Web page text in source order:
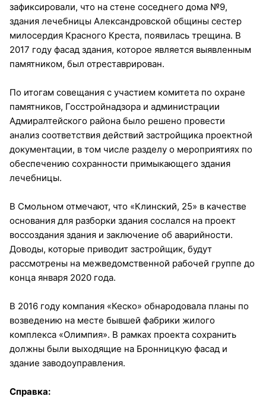
зафиксировали, что на стене соседнего дома №9,
здания лечебницы Александровской общины сестер
милосердия Красного Креста, появилась трещина. В
2017 году фасад здания, которое является выявленным
памятником, был отреставрирован.
По итогам совещания с участием комитета по охране
памятников, Госстройнадзора и администрации
Адмиралтейского района было решено провести
анализ соответствия действий застройщика проектной
документации, в том числе разделу о мероприятиях по
обеспечению сохранности примыкающего здания
лечебницы.
В Смольном отмечают, что «Клинский, 25» в качестве
основания для разборки здания сослался на проект
воссоздания здания и заключение об аварийности.
Доводы, которые приводит застройщик, будут
рассмотрены на межведомственной рабочей группе до
конца января 2020 года.
В 2016 году компания «Кеско» обнародовала планы по
возведению на месте бывшей фабрики жилого
комплекса «Олимпия». В рамках проекта сохранить
должны были выходящие на Бронницкую фасад и
здание заводоуправления.
Справка: